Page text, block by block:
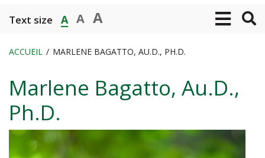
Text size A A A
d'Ariane
ACCUEIL MARLENE BAGATTO, AU.D., PH.D.
Marlene Bagatto, Au.D.,
Ph.D.